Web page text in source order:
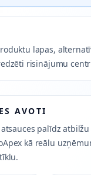
lapas,
risinājumu
AVOTI
palīdz
kā reālu